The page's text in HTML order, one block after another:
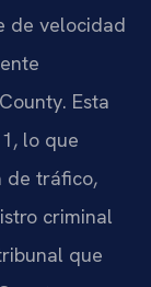
de velocidad
Esta
lo que
de tráfico,
criminal
que